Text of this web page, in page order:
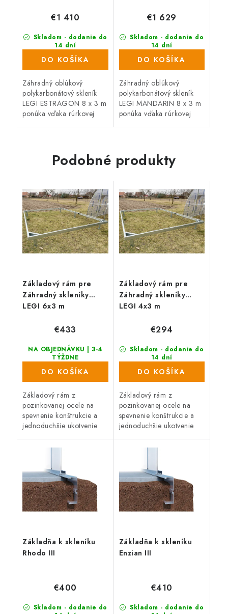
Skladom - dodanie do
14 dní
(11 ks)
€1 410
DO KOŠÍKA
Záhradný oblúkový
polykarbonátový skleník
LEGI ESTRAGON 8 x 3 m
ponúka vďaka rúrkovej
snehu. Skleník je osadený
Skladom - dodanie do
14 dní
(5 ks)
€1 629
DO KOŠÍKA
Záhradný oblúkový
polykarbonátový skleník
LEGI MANDARIN 8 x 3 m
ponúka vďaka rúrkovej
snehu. Skleník je osadený
6...
Podobné produkty
Základový rám pre
Záhradný skleníky
LEGI 6x3 m
NA OBJEDNÁVKU | 3-4
TÝŽDNE
€433
DO KOŠÍKA
Základový rám z
pozinkovanej ocele na
spevnenie konštrukcie a
jednoduchšie ukotvenie
na kotvenie skleníka do
podmurovku.
Základový rám pre
Záhradný skleníky
LEGI 4x3 m
Skladom - dodanie do
14 dní
(6 ks)
€294
DO KOŠÍKA
Základový rám z
pozinkovanej ocele na
spevnenie konštrukcie a
jednoduchšie ukotvenie
na kotvenie skleníka do
podmurovku.
Základňa k skleníku
Rhodo III
Skladom - dodanie do
€400
Základňa k skleníku
Enzian III
Skladom - dodanie do
€410